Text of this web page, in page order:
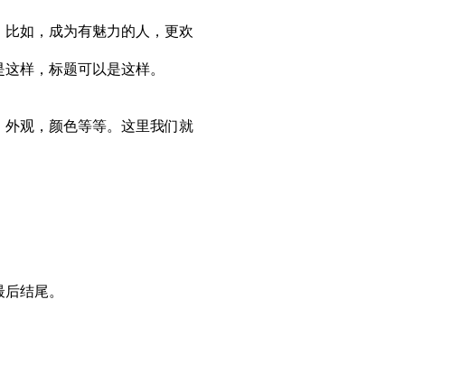
如，成为有魅力的人，更欢
样，标题可以是这样。
观，颜色等等。这里我们就
结尾。